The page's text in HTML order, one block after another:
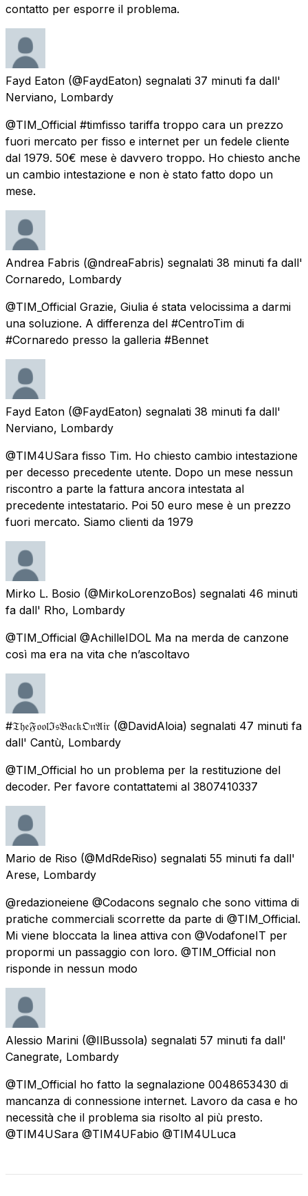
contatto per esporre il problema.
Fayd Eaton (@FaydEaton) segnalati 37 minuti fa dall'
Nerviano, Lombardy
@TIM_Official #timfisso tariffa troppo cara un prezzo
fuori mercato per fisso e internet per un fedele cliente
dal 1979. 50€ mese è davvero troppo. Ho chiesto anche
un cambio intestazione e non è stato fatto dopo un
mese.
Andrea Fabris (@ndreaFabris) segnalati 38 minuti fa dall'
Cornaredo, Lombardy
@TIM_Official Grazie, Giulia é stata velocissima a darmi
una soluzione. A differenza del #CentroTim di
#Cornaredo presso la galleria #Bennet
Fayd Eaton (@FaydEaton) segnalati 38 minuti fa dall'
Nerviano, Lombardy
@TIM4USara fisso Tim. Ho chiesto cambio intestazione
per decesso precedente utente. Dopo un mese nessun
riscontro a parte la fattura ancora intestata al
precedente intestatario. Poi 50 euro mese è un prezzo
fuori mercato. Siamo clienti da 1979
Mirko L. Bosio (@MirkoLorenzoBos) segnalati 46 minuti
fa dall' Rho, Lombardy
@TIM_Official @AchilleIDOL Ma na merda de canzone
così ma era na vita che n’ascoltavo
#𝔗𝔥𝔢𝔉𝔬𝔬𝔩ℑ𝔰𝔅𝔞𝔠𝔨𝔒𝔫𝔄𝔦𝔯 (@DavidAloia) segnalati 47 minuti fa
dall' Cantù, Lombardy
@TIM_Official ho un problema per la restituzione del
decoder. Per favore contattatemi al 3807410337
Mario de Riso (@MdRdeRiso) segnalati 55 minuti fa dall'
Arese, Lombardy
@redazioneiene @Codacons segnalo che sono vittima di
pratiche commerciali scorrette da parte di @TIM_Official.
Mi viene bloccata la linea attiva con @VodafoneIT per
propormi un passaggio con loro. @TIM_Official non
risponde in nessun modo
Alessio Marini (@IlBussola) segnalati 57 minuti fa dall'
Canegrate, Lombardy
@TIM_Official ho fatto la segnalazione 0048653430 di
mancanza di connessione internet. Lavoro da casa e ho
necessità che il problema sia risolto al più presto.
@TIM4USara @TIM4UFabio @TIM4ULuca